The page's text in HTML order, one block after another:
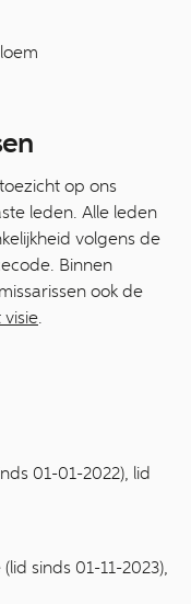
op ons
leden. Alle leden
volgens de
Binnen
ook de
.
01-01-2022), lid
sinds 01-11-2023),